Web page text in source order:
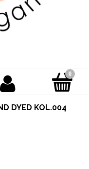
DYED KOL.004